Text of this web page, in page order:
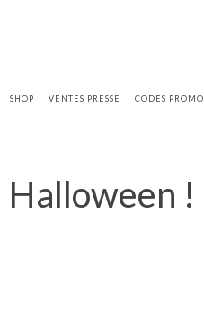
SHOP VENTES PRESSE CODES PROMO
!